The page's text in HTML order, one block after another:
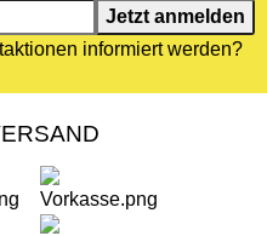
Jetzt anmelden
informiert werden?